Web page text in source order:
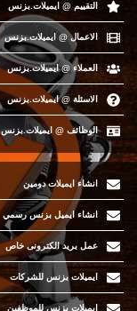
التقييم @ ايميلات.بزنس
الاعمال @ ايميلات.بزنس
العملاء @ ايميلات.بزنس
الاسئلة @ ايميلات.بزنس
الوظائف @ ايميلات.بزنس
انشاء ايميلات دومين
انشاء ايميل بزنس رسمي
عمل بريد الكترونى خاص
ايميلات بزنس للشركات
ايميلات بزنس للموظفين